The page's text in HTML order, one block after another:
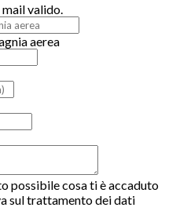
valido.
aerea
possibile cosa ti è accaduto
sul trattamento dei dati